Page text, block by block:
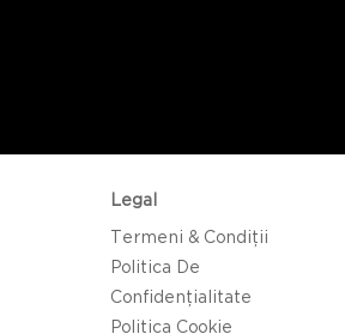
Legal
Termeni & Condiții
Politica De
Confidențialitate
Politica Cookie